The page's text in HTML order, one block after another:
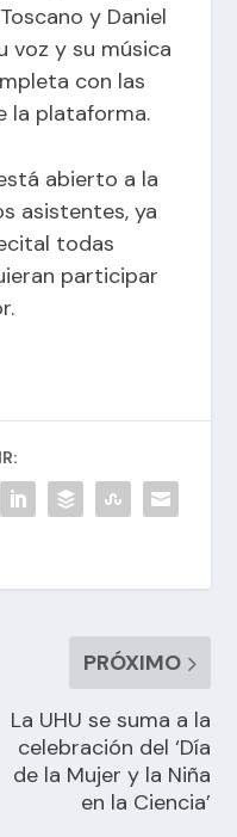
y Daniel
voz y su música
con las
la plataforma.
abierto a la
asistentes, ya
todas
participar
PRÓXIMO
La UHU se suma a la
celebración del ‘Día
de la Mujer y la Niña
en la Ciencia’